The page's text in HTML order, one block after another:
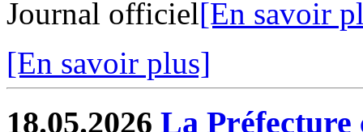
Journal officiel[En savoir
[En savoir plus]
18.05.2026 La Préfecture